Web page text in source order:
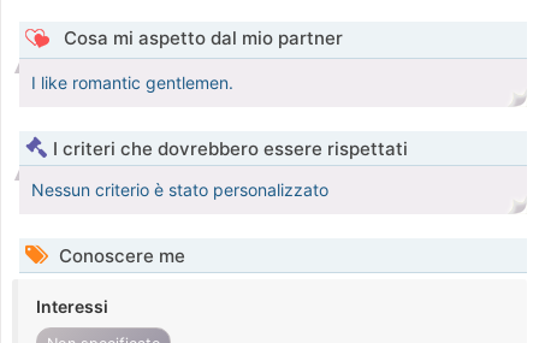
Cosa mi aspetto dal mio partner
I like romantic gentlemen.
I criteri che dovrebbero essere rispettati
Nessun criterio è stato personalizzato
Conoscere me
Interessi